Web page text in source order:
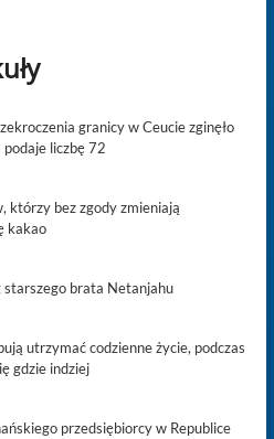
granicy w Ceucie zginęło
podaje liczbę 72
którzy bez zgody zmieniają
kakao
starszego brata Netanjahu
utrzymać codzienne życie, podczas
gdzie indziej
przedsiębiorcy w Republice